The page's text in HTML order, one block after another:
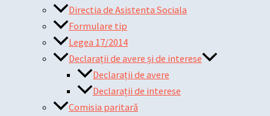
Directia de Asistenta Sociala
Formulare tip
Legea 17/2014
Declarații de avere și de interese
Declarații de avere
Declarații de interese
Comisia paritară